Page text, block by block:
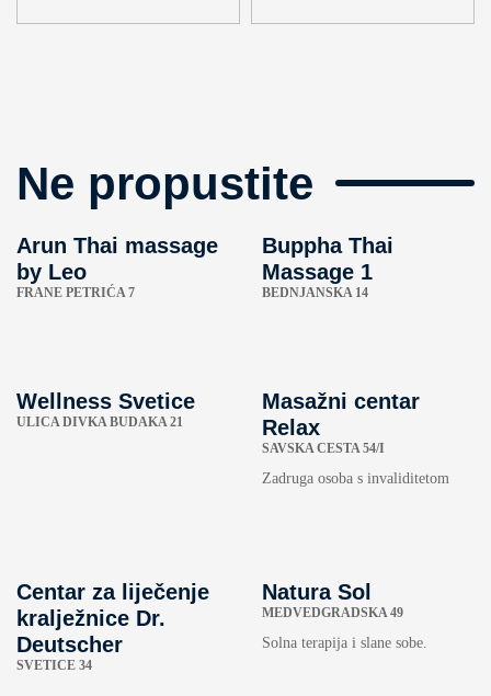
Ne propustite
Arun Thai massage
by Leo
FRANE PETRIĆA 7
Buppha Thai
Massage 1
BEDNJANSKA 14
Wellness Svetice
ULICA DIVKA BUDAKA 21
Masažni centar
Relax
SAVSKA CESTA 54/I
Zadruga osoba s invaliditetom
Centar za liječenje
kralježnice Dr.
Deutscher
SVETICE 34
Natura Sol
MEDVEDGRADSKA 49
Solna terapija i slane sobe.